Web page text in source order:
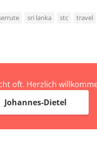
sri lanka stc travel
oft. Herzlich
Johannes-Dietel